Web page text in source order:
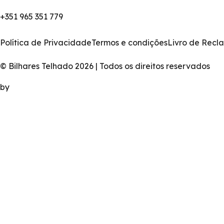
+351 965 351 779
Política de PrivacidadeTermos e condiçõesLivro de
© Bilhares Telhado 2026 | Todos os direitos reservados
by